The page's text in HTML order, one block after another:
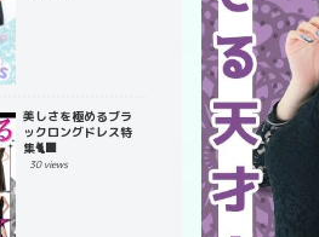
美しさを極めるブラ
ックロングドレス特
集🐈‍⬛
30 views